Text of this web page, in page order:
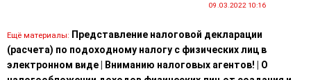
09.03.2022 10:16
Ещё материалы: Представление налоговой декларации
(расчета) по подоходному налогу с физических лиц в
электронном виде
Вниманию налоговых агентов!
О